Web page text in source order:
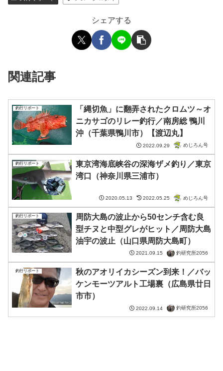
シェアする
関連記事
釣行リポート
「縄切魚」に翻弄されたクロムツ～オ
ニカサゴのリレー釣行／南房総 鴨川
沖（千葉県鴨川市）【渡辺丸】
2022.09.29 めじろん号
釣行リポート
東京湾海底峡谷の深海ザメ釣り／東京
湾口（神奈川県三浦市）
2020.05.13 2022.05.25 めじろん号
釣行リポート
周防大島の波止から50センチ含む良
型チヌと中型グレがヒット／周防大島
油宇の波止（山口県周防大島町）
2021.09.15 釣研究所2056
釣行リポート
秋のアオリイカシーズン到来！／バッ
ケンモーツアルト工場裏（広島県廿日
市市）
2022.09.14 釣研究所2056